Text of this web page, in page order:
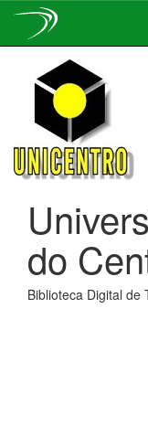
navigation
do
Biblioteca Digital de